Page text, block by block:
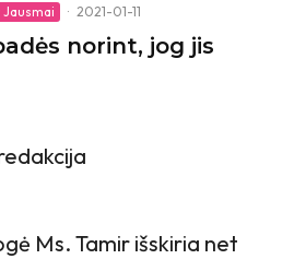
· 2021-01-11
norint, jog jis
Ms. Tamir išskiria net